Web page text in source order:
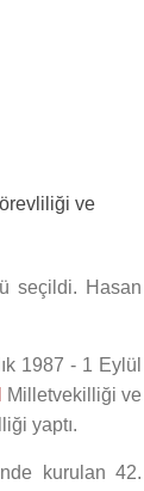
ve
seçildi. Hasan
1987 - 1 Eylül
Milletvekilliği ve
yaptı.
kurulan 42.